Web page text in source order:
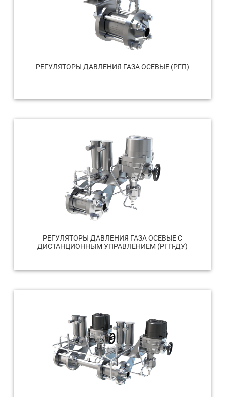
РЕГУЛЯТОРЫ ДАВЛЕНИЯ ГАЗА ОСЕВЫЕ (РГП)
РЕГУЛЯТОРЫ ДАВЛЕНИЯ ГАЗА ОСЕВЫЕ С
ДИСТАНЦИОННЫМ УПРАВЛЕНИЕМ (РГП-ДУ)